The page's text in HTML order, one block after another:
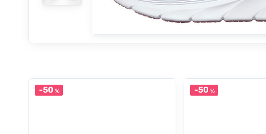
-50 % -50 %